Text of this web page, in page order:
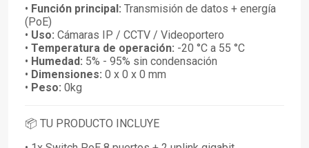
• Función principal: Transmisión de datos + energía
(PoE)
• Uso: Cámaras IP / CCTV / Videoportero
• Temperatura de operación: -20 °C a 55 °C
• Humedad: 5% - 95% sin condensación
• Dimensiones: 0 x 0 x 0 mm
• Peso: 0kg
📦 TU PRODUCTO INCLUYE